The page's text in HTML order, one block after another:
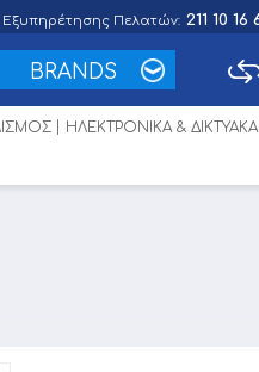
Πελατών: 211 10 16
BRANDS
ΗΛΕΚΤΡΟΝΙΚΑ & ΔΙΚΤΥΑΚΑ